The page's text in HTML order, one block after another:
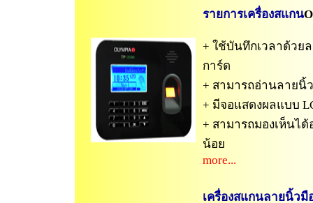
รายการเครื่องสแกน
+ ใช้บันทึกเวลาด้วย
การ์ด
+ สามารถอ่านลายนิ้
+ มีจอแสดงผลแบบ
+ สามารถมองเห็นไ
น้อย
more...
เครื่องสแกนลายนิ้วมื